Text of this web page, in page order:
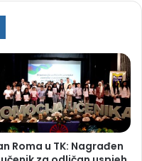
Roma u TK: Nagrađen